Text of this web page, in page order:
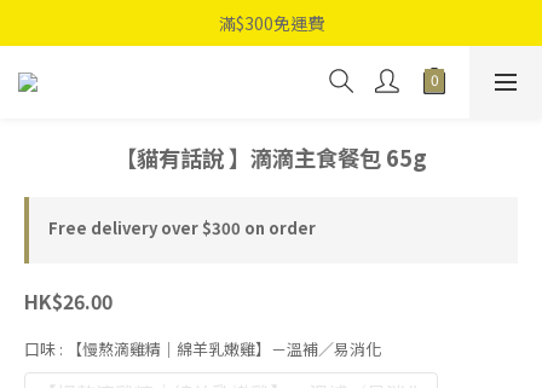
滿$300免運費
【貓有話說 】滴滴主食餐包 65g
Free delivery over $300 on order
HK$26.00
口味 : 【慢熬滴雞精｜綿羊乳嫩雞】－溫補／易消化